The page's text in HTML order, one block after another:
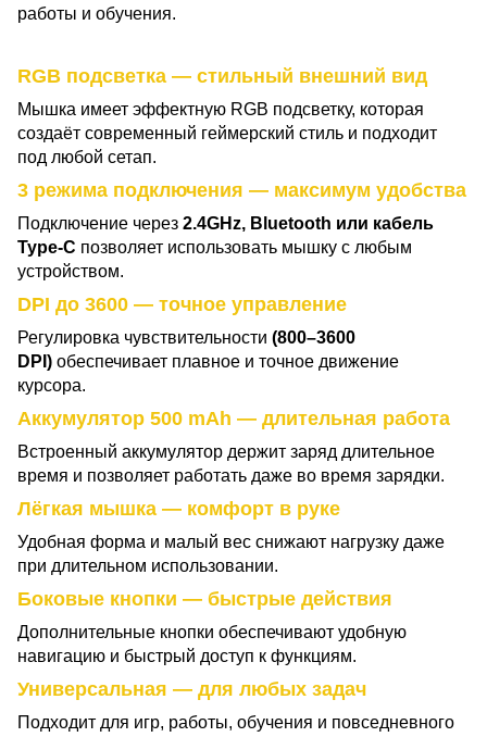
работы и обучения.
RGB подсветка — стильный внешний вид
Мышка имеет эффектную RGB подсветку, которая
создаёт современный геймерский стиль и подходит
под любой сетап.
3 режима подключения — максимум удобства
Подключение через 2.4GHz, Bluetooth или кабель
Type-C позволяет использовать мышку с любым
устройством.
DPI до 3600 — точное управление
Регулировка чувствительности (800–3600
DPI) обеспечивает плавное и точное движение
курсора.
Аккумулятор 500 mAh — длительная работа
Встроенный аккумулятор держит заряд длительное
время и позволяет работать даже во время зарядки.
Лёгкая мышка — комфорт в руке
Удобная форма и малый вес снижают нагрузку даже
при длительном использовании.
Боковые кнопки — быстрые действия
Дополнительные кнопки обеспечивают удобную
навигацию и быстрый доступ к функциям.
Универсальная — для любых задач
Подходит для игр, работы, обучения и повседневного